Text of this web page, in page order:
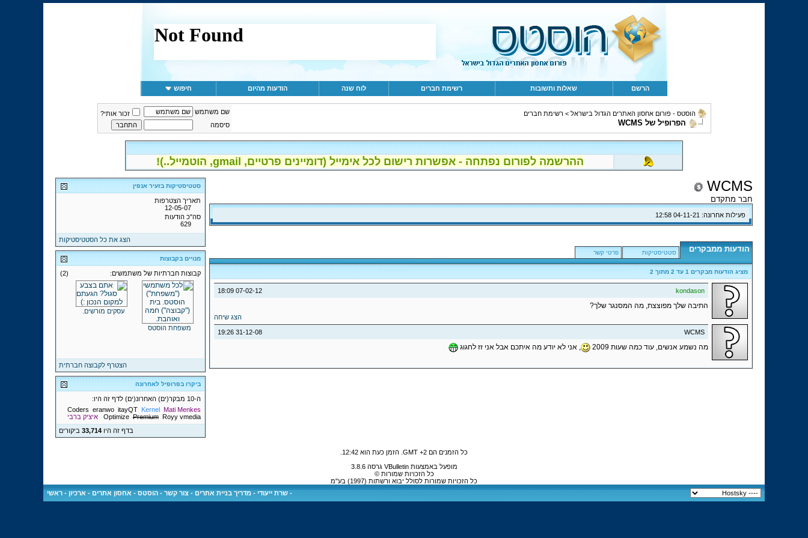
הרשם שאלות ותשובות רשימת חברים לוח שנה הודעות מהיום חיפוש
הוסטס - פורום אחסון האתרים הגדול בישראל > רשימת חברים
הפרופיל של WCMS
שם משתמש
זכור אותי?
סיסמה
ההרשמה לפורום נפתחה - אפשרות רישום לכל אימייל (דומיינים פרטיים, gmail, הוטמייל..)!
WCMS
חבר מתקדם
פעילות אחרונה: 12:58
הודעות ממבקרים סטטיסטיקות פרטי קשר
מציג הודעות מבקרים 1 עד 2מתוך 2
07-02-12
18:09 kondason
התיבה שלך מפוצצת, מה המסנגר שלך?
הצג שיחה
31-12-08
19:26 WCMS
מה נשמע אנשים, עוד כמה שעות 2009 , אני לא יודע מה איתכם אבל אני זז לחגוג
סטטיסטיקות בזעיר אנפין
תאריך הצטרפות
12-05-07
סה"כ הודעות
629
הצג את כל הסטטיסטיקות
מנויים בקבוצות
(2) קבוצות חברתיות של משתמשים:
משפחת הוסטס
עסקים מורשים.
הצטרף לקבוצה חברתית
ביקרו בפרופיל לאחרונה
ה-10 מבקר(ים) האחרונ(ים) לדף זה היו:
Coders eranwo itayQT Kernel Mati Menkes
Optimize Premium Royy vmedia
איציק ברבי
בדף זה היו33,714 ביקורים
כל הזמנים הם GMT +2. הזמן כעת הוא 12:42
מופעל באמצעות VBulletin גרסה 3.8.6
כל הזכויות שמורות ©
כל הזכויות שמורות לסולל יבוא ורשתות (1997) בע"מ
- שרת ייעודי - מדריך בניית אתרים - צור קשר - הוסטס - אחסון אתרים - ארכיון - ראשי